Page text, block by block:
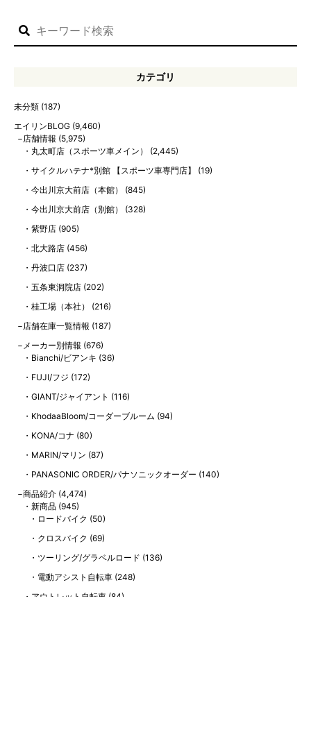
カテゴリ
未分類 (187)
エイリンBLOG (9,460)
店舗情報 (5,975)
丸太町店（スポーツ車メイン）
(2,445)
サイクルハテナ*別館 【スポーツ車専門店】
(19)
今出川京大前店（本館）
(845)
今出川京大前店（別館）
(328)
紫野店 (905)
北大路店 (456)
丹波口店 (237)
五条東洞院店 (202)
桂工場（本社）
(216)
店舗在庫一覧情報 (187)
メーカー別情報 (676)
Bianchi/ビアンキ (36)
FUJI/フジ (172)
GIANT/ジャイアント (116)
KhodaaBloom/コーダーブルーム (94)
KONA/コナ (80)
MARIN/マリン (87)
PANASONIC ORDER/パナソニックオーダー (140)
商品紹介 (4,474)
新商品 (945)
ロードバイク (50)
クロスバイク (69)
ツーリング/グラベルロード (136)
電動アシスト自転車(248)
アウトレット自転車 (84)